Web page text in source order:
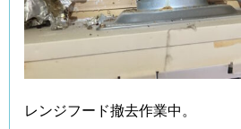
レンジフード撤去作業中。